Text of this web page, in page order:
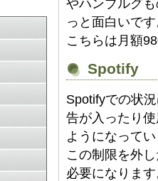
やハンブルグ
っと面白いで
こちらは月額
Spotify
Spotifyでの状
告が入ったり
ようになって
この制限を外
必要になりま